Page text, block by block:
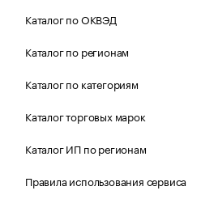
Каталог по ОКВЭД
Каталог по регионам
Каталог по категориям
Каталог торговых марок
Каталог ИП по регионам
Правила использования сервиса